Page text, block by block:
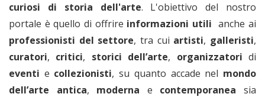
curiosi di storia dell'arte. L'obiettivo del nostro
portale è quello di offrire informazioni utili anche ai
professionisti del settore, tra cui artisti, galleristi,
curatori, critici, storici dell’arte, organizzatoridi
eventi e collezionisti, su quanto accade nel mondo
dell’arte antica, moderna e contemporaneasia